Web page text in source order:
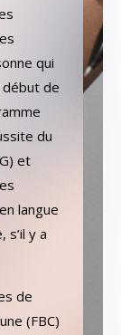
qui
début de
du
et
langue
s’il y a
de
(FBC)